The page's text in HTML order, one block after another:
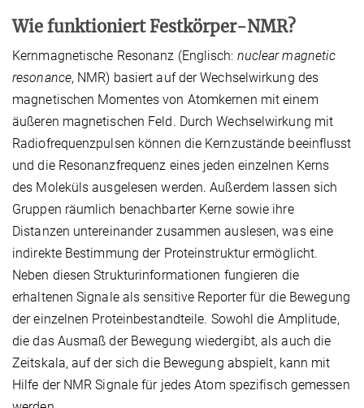
Wie funktioniert Festkörper-NMR?
Kernmagnetische Resonanz (Englisch: nuclear magnetic
resonance, NMR) basiert auf der Wechselwirkung des
magnetischen Momentes von Atomkernen mit einem
äußeren magnetischen Feld. Durch Wechselwirkung mit
Radiofrequenzpulsen können die Kernzustände beeinflusst
und die Resonanzfrequenz eines jeden einzelnen Kerns
des Moleküls ausgelesen werden. Außerdem lassen sich
Gruppen räumlich benachbarter Kerne sowie ihre
Distanzen untereinander zusammen auslesen, was eine
indirekte Bestimmung der Proteinstruktur ermöglicht.
Neben diesen Strukturinformationen fungieren die
erhaltenen Signale als sensitive Reporter für die Bewegung
der einzelnen Proteinbestandteile. Sowohl die Amplitude,
die das Ausmaß der Bewegung wiedergibt, als auch die
Zeitskala, auf der sich die Bewegung abspielt, kann mit
Hilfe der NMR Signale für jedes Atom spezifisch gemessen